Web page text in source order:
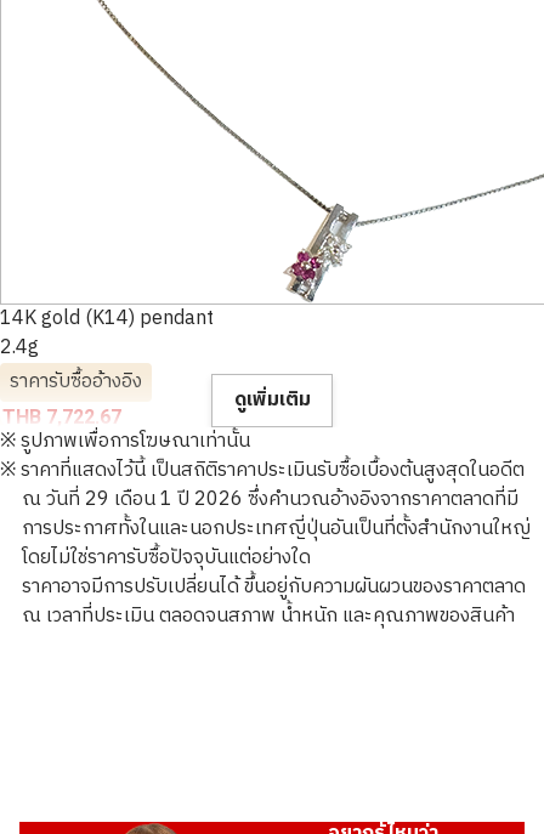
14K gold (K14) pendant
2.4g
ราคารับซื้ออ้างอิง
THB 7,722.67
ดูเพิ่มเติม
※ รูปภาพเพื่อการโฆษณาเท่านั้น
※ ราคาที่แสดงไว้นี้ เป็นสถิติราคาประเมินรับซื้อเบื้องต้นสูงสุดในอดีต
ณ วันที่ 29 เดือน 1 ปี 2026 ซึ่งคำนวณอ้างอิงจากราคาตลาดที่มี
การประกาศทั้งในและนอกประเทศญี่ปุ่นอันเป็นที่ตั้งสำนักงานใหญ่
โดยไม่ใช่ราคารับซื้อปัจจุบันแต่อย่างใด
ราคาอาจมีการปรับเปลี่ยนได้ ขึ้นอยู่กับความผันผวนของราคาตลาด
ณ เวลาที่ประเมิน ตลอดจนสภาพ น้ำหนัก และคุณภาพของสินค้า